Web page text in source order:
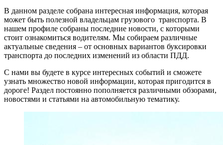
В данном разделе собрана интересная информация, которая
может быть полезной владельцам грузового транспорта. В
нашем профиле собраны последние новости, с которыми
стоит ознакомиться водителям. Мы собираем различные
актуальные сведения – от основных вариантов буксировки
транспорта до последних изменений из области ПДД.
С нами вы будете в курсе интересных событий и сможете
узнать множество новой информации, которая пригодится в
дороге! Раздел постоянно пополняется различными обзорами,
новостями и статьями на автомобильную тематику.